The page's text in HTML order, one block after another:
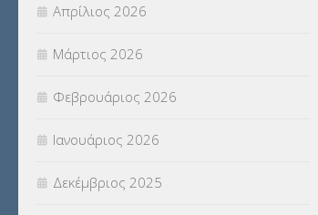
(18)
ΣΥΝΤΑΞΕΙΣ(12)
ΣΧΟΛΙΚΟΙ ΣΥΜΒΟΥΛΟΙ
ΥΠΕΡΑΡΙΘΜΟΙ(1)
Απρίλιος 2026
Μάρτιος 2026
Φεβρουάριος 2026
Ιανουάριος 2026
Δεκέμβριος 2025